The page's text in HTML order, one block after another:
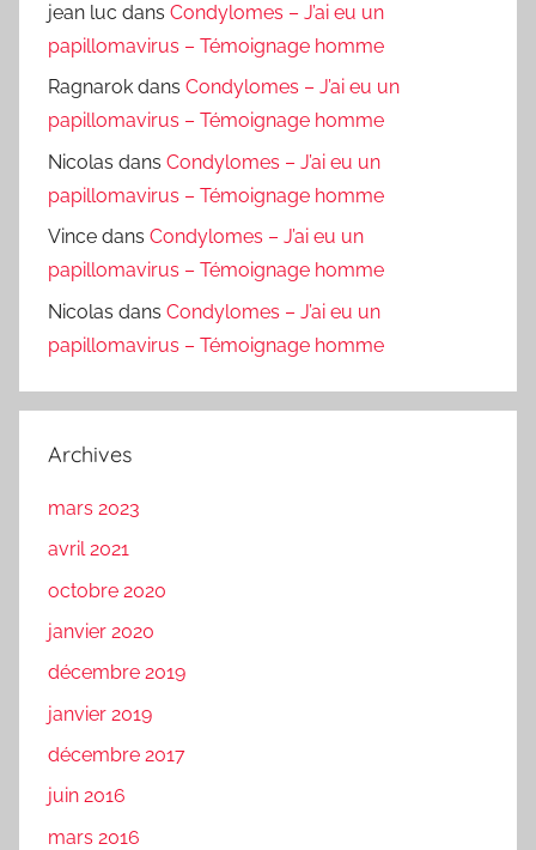
jean luc dans Condylomes – J’ai eu un
papillomavirus – Témoignage homme
Ragnarok dans Condylomes – J’ai eu un
papillomavirus – Témoignage homme
Nicolas dans Condylomes – J’ai eu un
papillomavirus – Témoignage homme
Vince dans Condylomes – J’ai eu un
papillomavirus – Témoignage homme
Nicolas dans Condylomes – J’ai eu un
papillomavirus – Témoignage homme
Archives
mars 2023
avril 2021
octobre 2020
janvier 2020
décembre 2019
janvier 2019
décembre 2017
juin 2016
mars 2016